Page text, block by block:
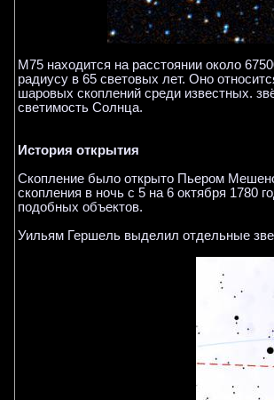
M75 находится на расстоянии около
радиусу в 65 световых лет. Оно
шаровых скоплений среди известных.
светимость Солнца.
История открытия
Скопление было открыто Пьером
скопления в ночь с 5 на 6 октября 1780
подобных объектов.
Уильям Гершель выделил отдельные